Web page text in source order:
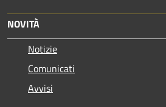
NOVITÀ
Notizie
Comunicati
Avvisi